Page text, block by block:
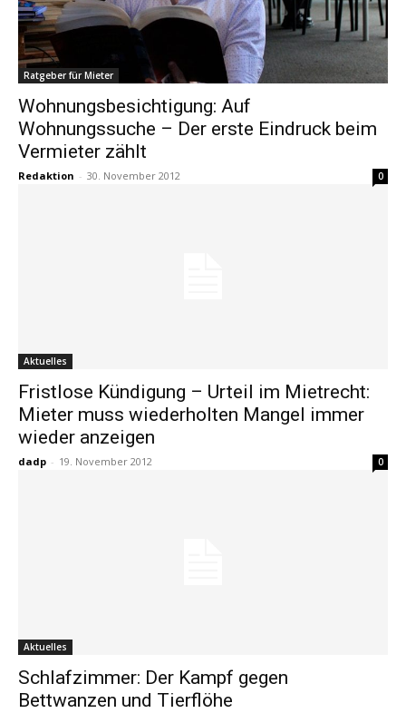
Ratgeber für Mieter
Wohnungsbesichtigung: Auf
Wohnungssuche – Der erste Eindruck beim
Vermieter zählt
Redaktion - 30. November 2012 0
Aktuelles
Fristlose Kündigung – Urteil im Mietrecht:
Mieter muss wiederholten Mangel immer
wieder anzeigen
dadp - 19. November 2012 0
Aktuelles
Schlafzimmer: Der Kampf gegen
Bettwanzen und Tierflöhe